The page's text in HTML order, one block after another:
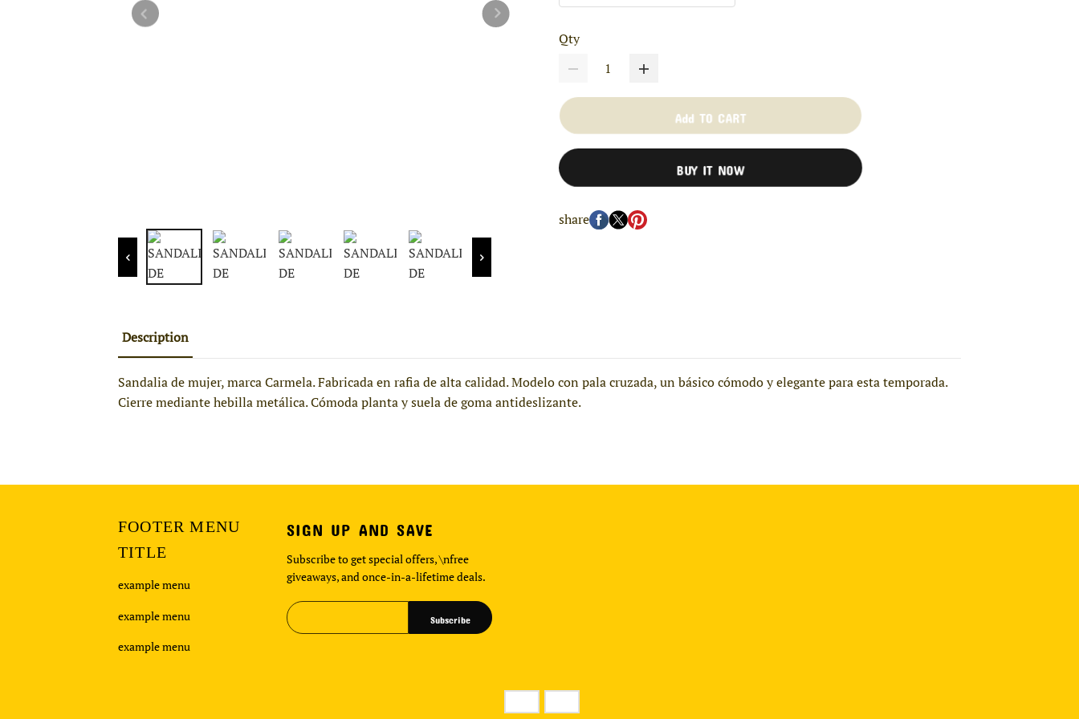
Qty
Add TO CART
BUY IT NOW
share
Description
Sandalia de mujer, marca Carmela. Fabricada en rafia de alta calidad. Modelo con pala cruzada, un básico cómodo y elegante para esta temporada.
Cierre mediante hebilla metálica. Cómoda planta y suela de goma antideslizante.
FOOTER MENU
TITLE
example menu
example menu
example menu
SIGN UP AND SAVE
Subscribe to get special offers, \nfree
giveaways, and once-in-a-lifetime deals.
Subscribe